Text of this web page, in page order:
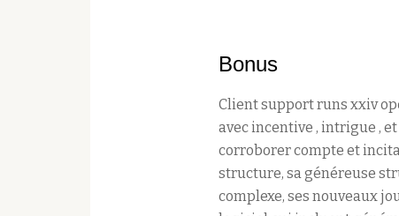
Bonus
Client support runs xxiv
avec incentive , intrigue ,
corroborer compte et
structure, sa généreuse
complexe, ses nouveaux